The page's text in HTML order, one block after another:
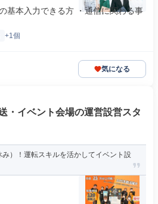
基本入力できる方 ・通信に関わる事
+1個
気になる
・イベント会場の運営設営スタ
）！運転スキルを活かしてイベント設